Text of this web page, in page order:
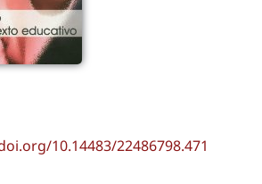
10.14483/22486798.471